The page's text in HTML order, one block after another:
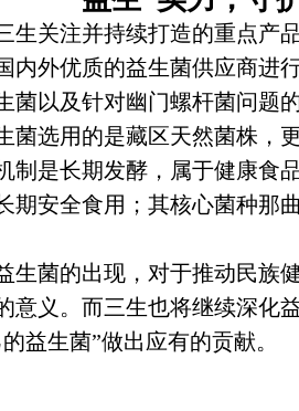
关注并持续打造的重点产
内外优质的益生菌供应商进
菌以及针对幽门螺杆菌问题
选用的是藏区天然菌株，
制是长期发酵，属于健康食
期安全食用；其核心菌种那
菌的出现，对于推动民族
意义。而三生也将继续深化
益生菌”做出应有的贡献。